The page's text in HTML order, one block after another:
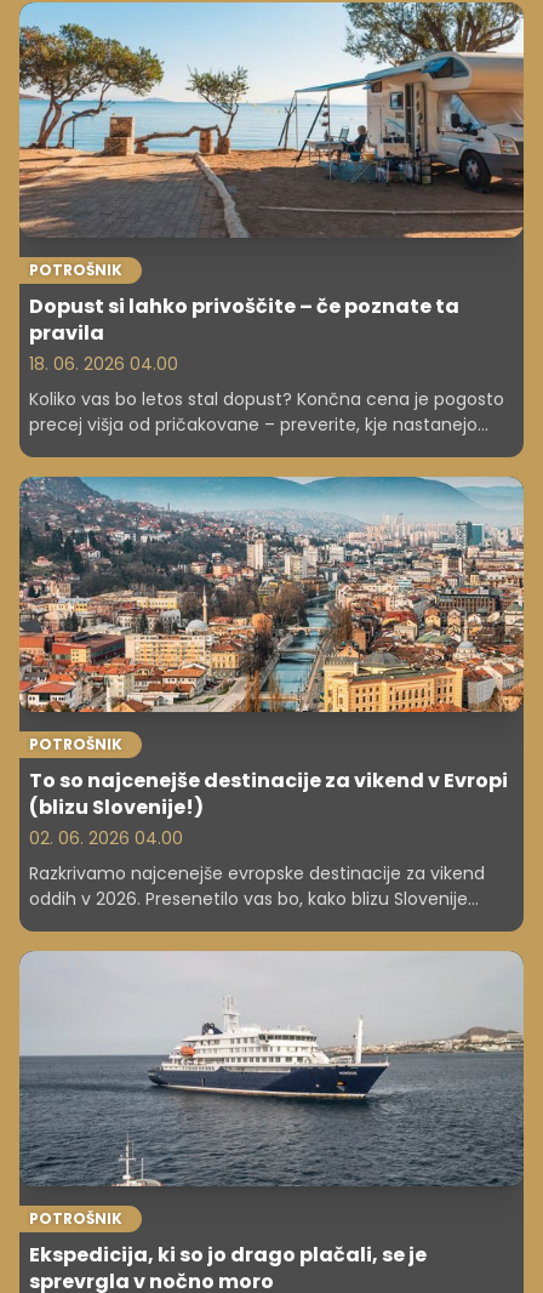
POTROŠNIK
Dopust si lahko privoščite – če poznate ta
pravila
18. 06. 2026 04.00
Koliko vas bo letos stal dopust? Končna cena je pogosto
precej višja od pričakovane – preverite, kje nastanejo
POTROŠNIK
To so najcenejše destinacije za vikend v Evropi
(blizu Slovenije!)
02. 06. 2026 04.00
Razkrivamo najcenejše evropske destinacije za vikend
oddih v 2026. Presenetilo vas bo, kako blizu Slovenije
lahko potujete zelo poceni.
POTROŠNIK
Ekspedicija, ki so jo drago plačali, se je
sprevrgla v nočno moro